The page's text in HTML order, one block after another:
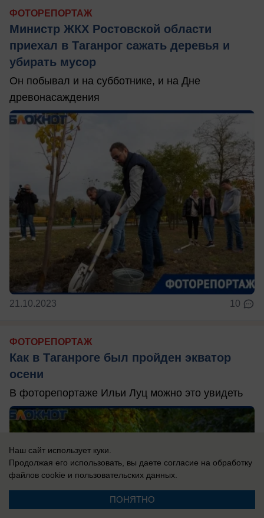
ФОТОРЕПОРТАЖ
Министр ЖКХ Ростовской области
приехал в Таганрог сажать деревья и
убирать мусор
Он побывал и на субботнике, и на Дне
древонасаждения
21.10.2023 10
ФОТОРЕПОРТАЖ
Как в Таганроге был пройден экватор
осени
В фоторепортаже Ильи Луц можно это увидеть
Наш сайт использует куки.
Продолжая его использовать, вы даете согласие на обработку
файлов cookie и пользовательских данных.
ПОНЯТНО